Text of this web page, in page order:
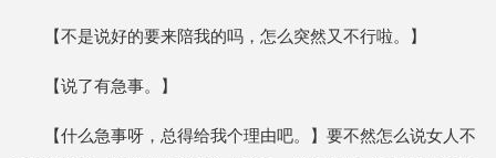
【不是说好的要来陪我的吗，怎么突然又不行啦。】
【说了有急事。】
【什么急事呀，总得给我个理由吧。】要不然怎么说女人不